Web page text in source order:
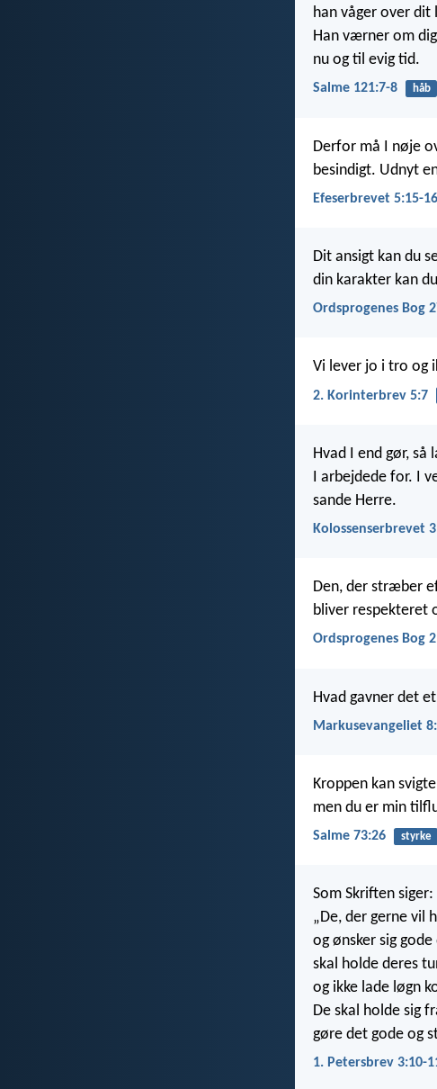
han våger over dit
Han værner om
nu og til evig tid.
Salme 121:7-8 håb
Derfor må I nøje
besindigt. Udnyt
Efeserbrevet 5:15-16
Dit ansigt kan du
din karakter kan
Ordsprogenes Bog
Vi lever jo i tro og
2. Korinterbrev 5:7
Hvad I end gør,
I arbejdede for. I
sande Herre.
Kolossenserbrevet
Den, der stræber
bliver respekteret
Ordsprogenes Bog
Hvad gavner det
Markusevangeliet
Kroppen kan
men du er min
Salme 73:26 styrke
Som Skriften siger:
„De, der gerne vil
og ønsker sig gode
skal holde deres
og ikke lade løgn
De skal holde sig
gøre det gode og
1. Petersbrev 3:10-